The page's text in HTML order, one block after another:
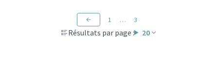
Résultats par page : 20
1 … 3